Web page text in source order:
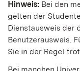
Hinweis: Bei den
gelten der
Dienstausweis der
Benutzerausweis.
Sie in der Regel